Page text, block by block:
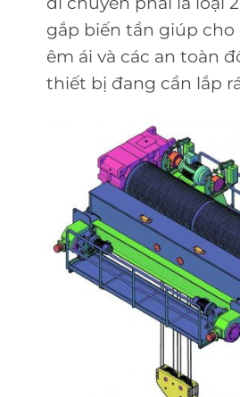
gắp biến tần giúp
êm ái và các an toàn
thiết bị đang cần lắp